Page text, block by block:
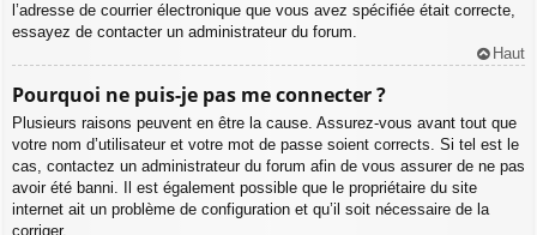
l’adresse de courrier électronique que vous avez spécifiée était correcte,
essayez de contacter un administrateur du forum.
Haut
Pourquoi ne puis-je pas me connecter ?
Plusieurs raisons peuvent en être la cause. Assurez-vous avant tout que
votre nom d’utilisateur et votre mot de passe soient corrects. Si tel est le
cas, contactez un administrateur du forum afin de vous assurer de ne pas
avoir été banni. Il est également possible que le propriétaire du site
internet ait un problème de configuration et qu’il soit nécessaire de la
corriger.